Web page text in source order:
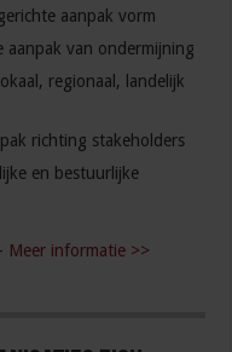
aanpak vorm
aanpak van ondermijning
regionaal, landelijk
richting stakeholders
en bestuurlijke
Meer informatie >>